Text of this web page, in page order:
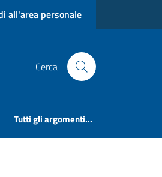
all'area personale
Cerca
Tutti gli argomenti...